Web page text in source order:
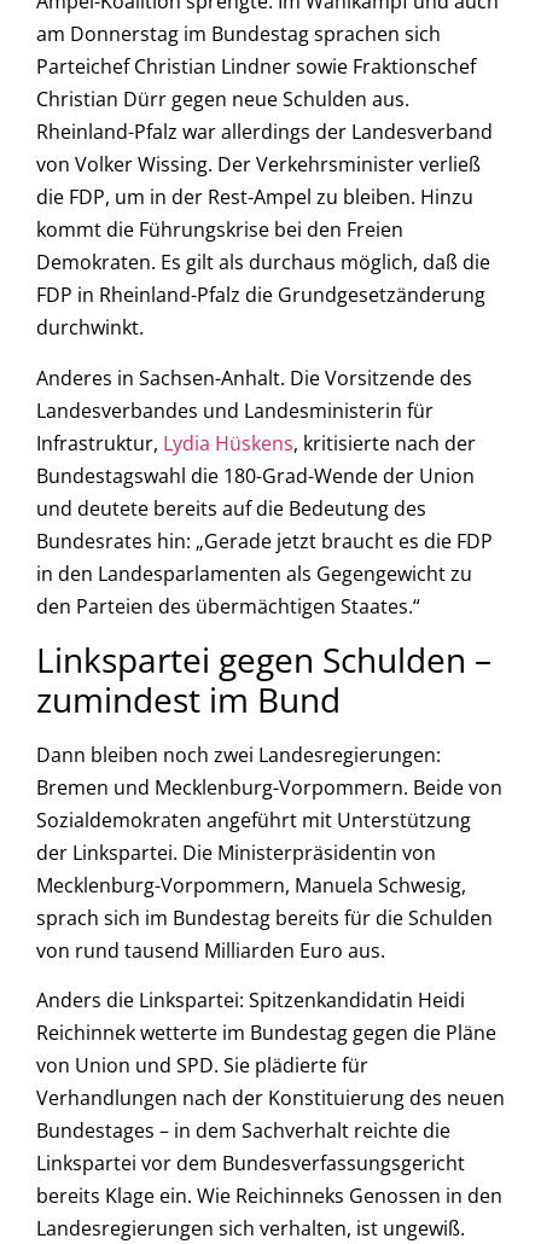
am Donnerstag im Bundestag sprachen sich
Parteichef Christian Lindner sowie Fraktionschef
Christian Dürr gegen neue Schulden aus.
Rheinland-Pfalz war allerdings der Landesverband
von Volker Wissing. Der Verkehrsminister verließ
die FDP, um in der Rest-Ampel zu bleiben. Hinzu
kommt die Führungskrise bei den Freien
Demokraten. Es gilt als durchaus möglich, daß die
FDP in Rheinland-Pfalz die Grundgesetzänderung
durchwinkt.
Anderes in Sachsen-Anhalt. Die Vorsitzende des
Landesverbandes und Landesministerin für
Infrastruktur, Lydia Hüskens, kritisierte nach der
Bundestagswahl die 180-Grad-Wende der Union
und deutete bereits auf die Bedeutung des
Bundesrates hin: „Gerade jetzt braucht es die FDP
in den Landesparlamenten als Gegengewicht zu
den Parteien des übermächtigen Staates.“
Linkspartei gegen Schulden –
zumindest im Bund
Dann bleiben noch zwei Landesregierungen:
Bremen und Mecklenburg-Vorpommern. Beide von
Sozialdemokraten angeführt mit Unterstützung
der Linkspartei. Die Ministerpräsidentin von
Mecklenburg-Vorpommern, Manuela Schwesig,
sprach sich im Bundestag bereits für die Schulden
von rund tausend Milliarden Euro aus.
Anders die Linkspartei: Spitzenkandidatin Heidi
Reichinnek wetterte im Bundestag gegen die Pläne
von Union und SPD. Sie plädierte für
Verhandlungen nach der Konstituierung des neuen
Bundestages – in dem Sachverhalt reichte die
Linkspartei vor dem Bundesverfassungsgericht
bereits Klage ein. Wie Reichinneks Genossen in den
Landesregierungen sich verhalten, ist ungewiß.